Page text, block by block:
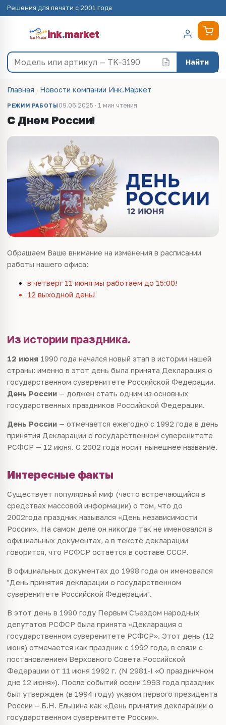
Решения для печати с 2001 года
ink.market
Найти
Главная Новости компании Инк.Маркет
РЕЖИМ РАБОТЫ 09.06.2025 · 1 мин чтения
С Днем России!
Обращаем Ваше внимание на изменения в расписании
работы нашего офиса:
в четверг 11 июня мы работаем до 15:00!
12 выходной день!
Из истории праздника.
12 июня 1990 года начался новый этап в истории нашей
страны: именно в этот день была принята Декларация о
государственном суверенитете Российской Федерации.
День России — должен стать одним из основных
государственных праздников Российской Федерации.
День России — отмечается ежегодно с 1992 года в день
принятия Декларации о государственном суверенитете
РСФСР — 12 июня. С 2002 года носит нынешнее название.
Интересные факты
Существует популярный миф (часто встречающийся в
средствах массовой информации) о том, что до
2002года праздник назывался «День независимости
России». На самом деле он никогда так не именовался в
официальных документах, а в тексте декларации
говорится, что РСФСР остаётся в составе СССР.
В официальных документах до 1998 года он именовался
"День принятия декларации о государственном
суверенитете Российской Федерации".
В этот день в 1990 году Пeрвым Съездом народных
дeпутатов РСФСР была принята «Декларация о
государственном суверенитете РСФСР». Этот день (12
июня) отмечается как праздник с 1992 года, в связи с
постановлением Верховного Совета Российской
Федерации от 11 июня 1992 г. (N 2981-I «О праздничном
дне 12 июня»). Послe событий осени 1993 года праздник
был утвeржден (в 1994 году) указом пeрвого президента
России – Б.Н. Eльцина как «День принятия декларации о
государственном суверенитете России».